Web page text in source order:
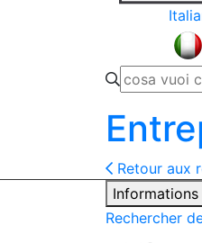
Retour aux
Rechercher